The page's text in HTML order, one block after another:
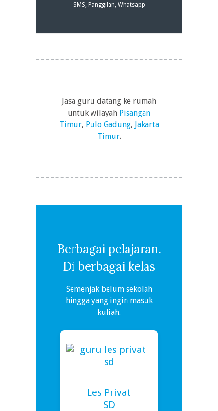
SMS, Panggilan, Whatsapp
Jasa guru datang ke rumah
untuk wilayah Pisangan
Timur, Pulo Gadung, Jakarta
Timur.
Berbagai pelajaran.
Di berbagai kelas
Semenjak belum sekolah
hingga yang ingin masuk
kuliah.
Les Privat
SD